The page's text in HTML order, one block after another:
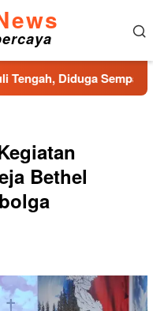
Diduga Sempat
Bethel